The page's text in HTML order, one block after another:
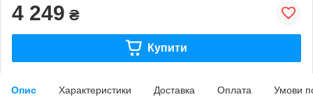
4 249 ₴
Купити
Опис Характеристики Доставка Оплата Умови